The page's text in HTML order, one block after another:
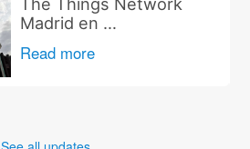
Madrid en …
Read more